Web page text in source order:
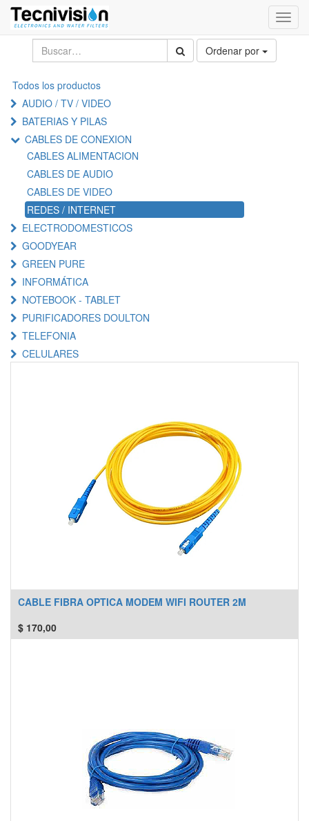
Ordenar por
Todos los productos
AUDIO / TV / VIDEO
BATERIAS Y PILAS
CABLES DE CONEXION
CABLES ALIMENTACION
CABLES DE AUDIO
CABLES DE VIDEO
REDES / INTERNET
ELECTRODOMESTICOS
GOODYEAR
GREEN PURE
INFORMÁTICA
NOTEBOOK - TABLET
PURIFICADORES DOULTON
TELEFONIA
CELULARES
CABLE FIBRA OPTICA MODEM WIFI ROUTER 2M
$ 170,00